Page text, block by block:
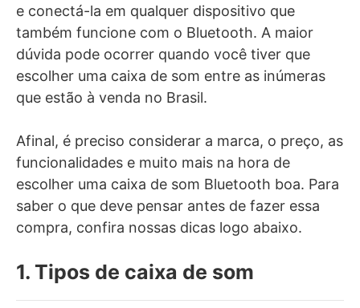
e conectá-la em qualquer dispositivo que
também funcione com o Bluetooth. A maior
dúvida pode ocorrer quando você tiver que
escolher uma caixa de som entre as inúmeras
que estão à venda no Brasil.
Afinal, é preciso considerar a marca, o preço, as
funcionalidades e muito mais na hora de
escolher uma caixa de som Bluetooth boa. Para
saber o que deve pensar antes de fazer essa
compra, confira nossas dicas logo abaixo.
1. Tipos de caixa de som